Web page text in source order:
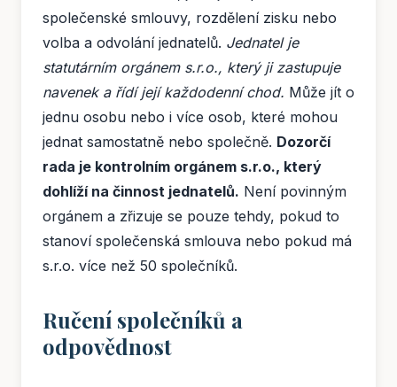
společenské smlouvy, rozdělení zisku nebo
volba a odvolání jednatelů. Jednatel je
statutárním orgánem s.r.o., který ji zastupuje
navenek a řídí její každodenní chod. Může jít o
jednu osobu nebo i více osob, které mohou
jednat samostatně nebo společně. Dozorčí
rada je kontrolním orgánem s.r.o., který
dohlíží na činnost jednatelů. Není povinným
orgánem a zřizuje se pouze tehdy, pokud to
stanoví společenská smlouva nebo pokud má
s.r.o. více než 50 společníků.
Ručení společníků a
odpovědnost